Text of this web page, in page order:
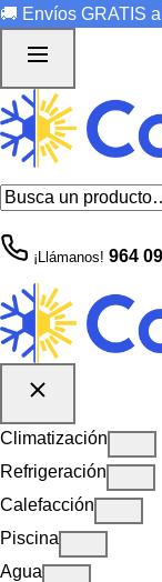
🚚 Envíos GRATIS
¡Llámanos! 964
Climatización
Refrigeración
Calefacción
Piscina
Agua